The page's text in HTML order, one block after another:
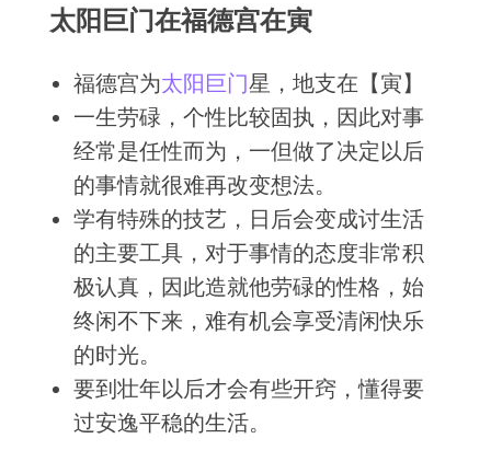
太阳巨门在福德宫在寅
福德宫为太阳巨门星，地支在【寅】
一生劳碌，个性比较固执，因此对事
经常是任性而为，一但做了决定以后
的事情就很难再改变想法。
学有特殊的技艺，日后会变成讨生活
的主要工具，对于事情的态度非常积
极认真，因此造就他劳碌的性格，始
终闲不下来，难有机会享受清闲快乐
的时光。
要到壮年以后才会有些开窍，懂得要
过安逸平稳的生活。